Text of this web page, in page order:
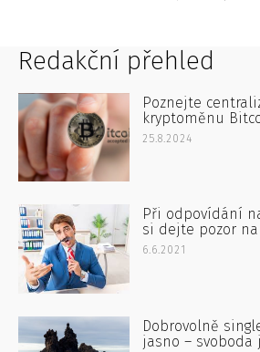
Redakční přehled
Poznejte
kryptoměnu
25.8.2024
Při odpovídání
si dejte pozor
6.6.2021
Dobrovolně
jasno – svoboda